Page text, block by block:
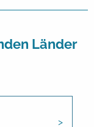
Länder